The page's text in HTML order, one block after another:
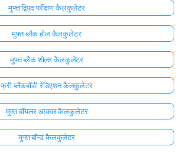
मुफ्त द्विपद परीक्षण कैलकुलेटर
मुफ्त ब्लैक होल कैलकुलेटर
मुफ्त ब्लैक शोल्स कैलकुलेटर
फ्री ब्लैकबॉडी रेडिएशन कैलकुलेटर
मुफ्त बॉयलर आकार कैलकुलेटर
मुफ्त बॉन्ड कैलकुलेटर